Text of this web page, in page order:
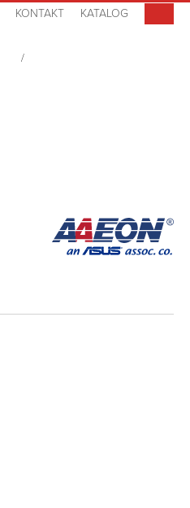
KONTAKT KATALOG